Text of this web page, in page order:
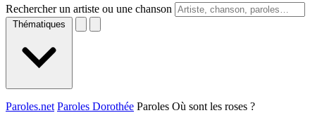
Rechercher un artiste ou une chanson
Thématiques
Paroles.net Paroles Dorothée Paroles Où sont les roses ?